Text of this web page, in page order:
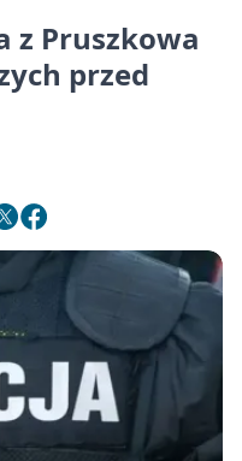
z Pruszkowa
przed